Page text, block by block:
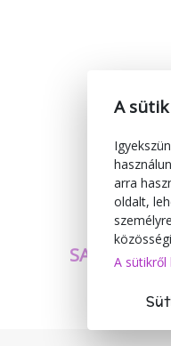
SAJÁT
A
arra
oldalt,
A sütikről